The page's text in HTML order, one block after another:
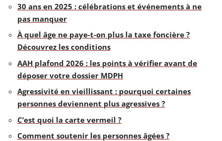
30 ans en 2025 : célébrations et événements à ne
pas manquer
À quel âge ne paye-t-on plus la taxe foncière ?
Découvrez les conditions
AAH plafond 2026 : les points à vérifier avant de
déposer votre dossier MDPH
Agressivité en vieillissant : pourquoi certaines
personnes deviennent plus agressives ?
C’est quoi la carte vermeil ?
Comment soutenir les personnes âgées ?